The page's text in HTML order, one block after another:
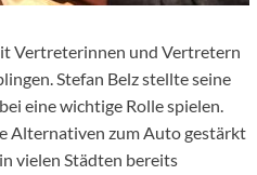
Vertreterinnen und Vertretern
Stefan Belz stellte seine
eine wichtige Rolle spielen.
Alternativen zum Auto gestärkt
vielen Städten bereits